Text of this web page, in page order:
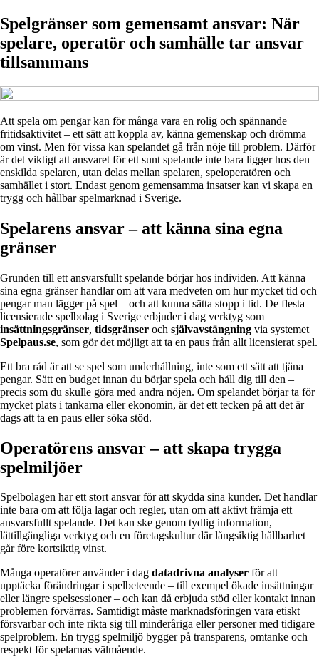
Spelgränser som gemensamt ansvar: När
spelare, operatör och samhälle tar ansvar
tillsammans
Att spela om pengar kan för många vara en rolig och spännande
fritidsaktivitet – ett sätt att koppla av, känna gemenskap och drömma
om vinst. Men för vissa kan spelandet gå från nöje till problem. Därför
är det viktigt att ansvaret för ett sunt spelande inte bara ligger hos den
enskilda spelaren, utan delas mellan spelaren, speloperatören och
samhället i stort. Endast genom gemensamma insatser kan vi skapa en
trygg och hållbar spelmarknad i Sverige.
Spelarens ansvar – att känna sina egna
gränser
Grunden till ett ansvarsfullt spelande börjar hos individen. Att känna
sina egna gränser handlar om att vara medveten om hur mycket tid och
pengar man lägger på spel – och att kunna sätta stopp i tid. De flesta
licensierade spelbolag i Sverige erbjuder i dag verktyg som
insättningsgränser, tidsgränser och självavstängning via systemet
Spelpaus.se, som gör det möjligt att ta en paus från allt licensierat spel.
Ett bra råd är att se spel som underhållning, inte som ett sätt att tjäna
pengar. Sätt en budget innan du börjar spela och håll dig till den –
precis som du skulle göra med andra nöjen. Om spelandet börjar ta för
mycket plats i tankarna eller ekonomin, är det ett tecken på att det är
dags att ta en paus eller söka stöd.
Operatörens ansvar – att skapa trygga
spelmiljöer
Spelbolagen har ett stort ansvar för att skydda sina kunder. Det handlar
inte bara om att följa lagar och regler, utan om att aktivt främja ett
ansvarsfullt spelande. Det kan ske genom tydlig information,
lättillgängliga verktyg och en företagskultur där långsiktig hållbarhet
går före kortsiktig vinst.
Många operatörer använder i dag datadrivna analyser för att
upptäcka förändringar i spelbeteende – till exempel ökade insättningar
eller längre spelsessioner – och kan då erbjuda stöd eller kontakt innan
problemen förvärras. Samtidigt måste marknadsföringen vara etiskt
försvarbar och inte rikta sig till minderåriga eller personer med tidigare
spelproblem. En trygg spelmiljö bygger på transparens, omtanke och
respekt för spelarnas välmående.